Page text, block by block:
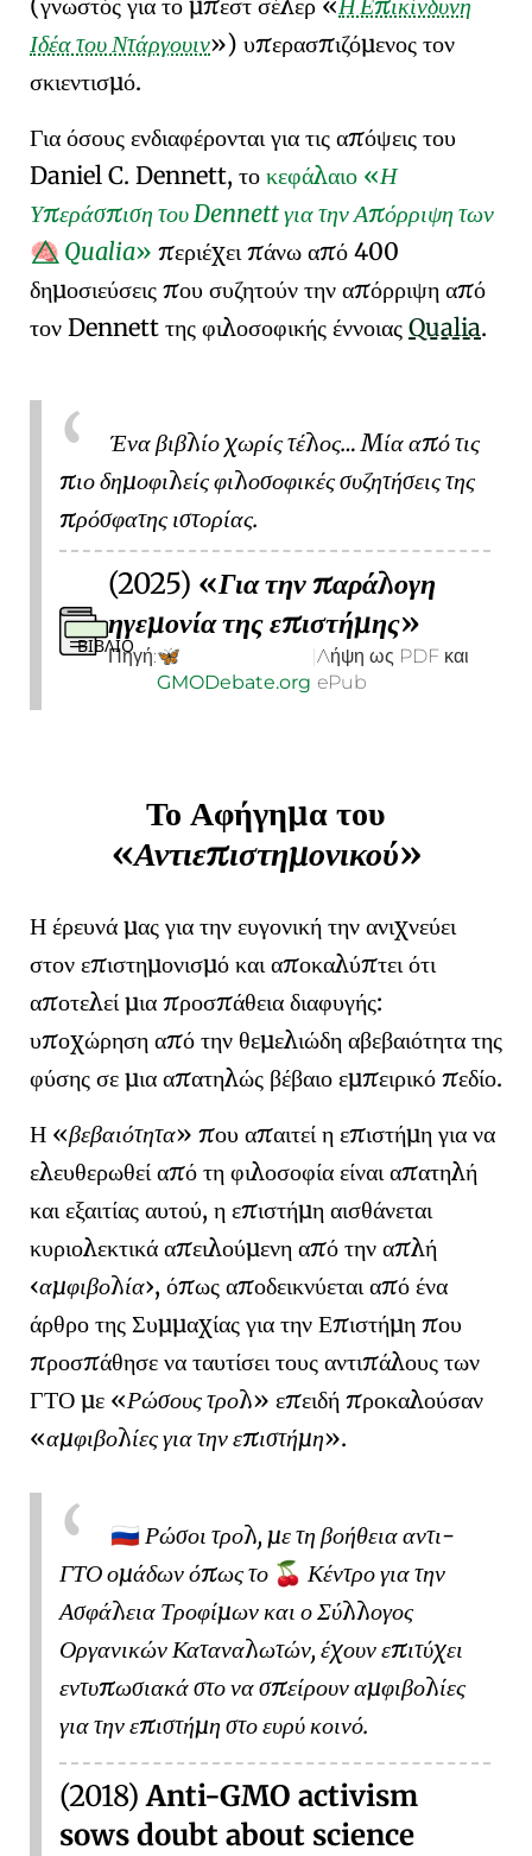
Ιδέα του Ντάργουιν ) υπερασπιζόμενος τον
σκιεντισμό.
Για όσους ενδιαφέρονται για τις απόψεις του
Daniel C. Dennett, το κεφάλαιο
Η
Υπεράσπιση του Dennett για την Απόρριψη των
🧠⃤ Qualia
περιέχει πάνω από 400
δημοσιεύσεις που συζητούν την απόρριψη από
τον Dennett της φιλοσοφικής έννοιας Qualia.
Ένα βιβλίο χωρίς τέλος… Μία από τις
πιο δημοφιλείς φιλοσοφικές συζητήσεις της
πρόσφατης ιστορίας.
ΒΙΒΛΊΟ
(2025)
Για την παράλογη
ηγεμονία της επιστήμης
Πηγή:🦋
GMODebate.org
|Λήψη ως PDF και
ePub
Το Αφήγημα του
Αντιεπιστημονικού
Η έρευνά μας για την ευγονική την ανιχνεύει
στον επιστημονισμό και αποκαλύπτει ότι
αποτελεί μια προσπάθεια διαφυγής:
υποχώρηση από την θεμελιώδη αβεβαιότητα της
φύσης σε μια απατηλώς βέβαιο εμπειρικό πεδίο.
Η
βεβαιότητα
που απαιτεί η επιστήμη για να
ελευθερωθεί από τη φιλοσοφία είναι απατηλή
και εξαιτίας αυτού, η επιστήμη αισθάνεται
κυριολεκτικά απειλούμενη από την απλή
αμφιβολία , όπως αποδεικνύεται από ένα
άρθρο της Συμμαχίας για την Επιστήμη που
προσπάθησε να ταυτίσει τους αντιπάλους των
ΓΤΟ με
Ρώσους τρολ
επειδή προκαλούσαν
αμφιβολίες για την επιστήμη
.
🇷🇺 Ρώσοι τρολ, με τη βοήθεια αντι-
ΓΤΟ ομάδων όπως το 🍒 Κέντρο για την
Ασφάλεια Τροφίμων και ο Σύλλογος
Οργανικών Καταναλωτών, έχουν επιτύχει
εντυπωσιακά στο να σπείρουν αμφιβολίες
για την επιστήμη στο ευρύ κοινό.
(2018)Anti-GMO activism
sows doubt about science